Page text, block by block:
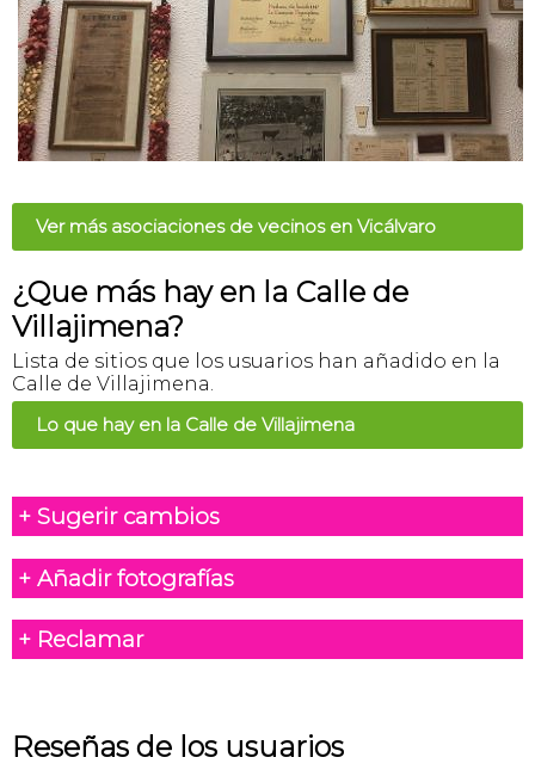
Ver más asociaciones de vecinos en Vicálvaro
¿Que más hay en la Calle de
Villajimena?
Lista de sitios que los usuarios han añadido en la
Calle de Villajimena.
Lo que hay en la Calle de Villajimena
+ Sugerir cambios
+ Añadir fotografías
+ Reclamar
Reseñas de los usuarios